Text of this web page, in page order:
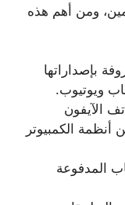
ومن أهم هذه
بإصداراتها
ويوتيوب.
الآيفون
أنظمة الكمبيوتر
المدفوعة